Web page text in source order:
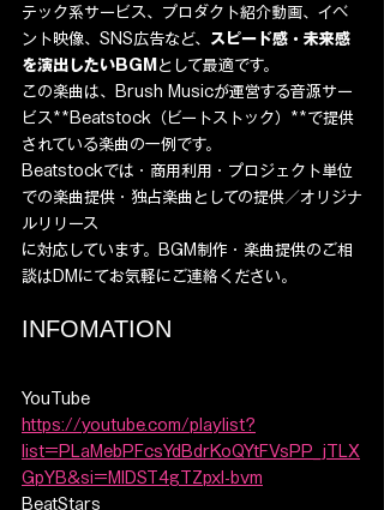
テック系サービス、プロダクト紹介動画、イベ
ント映像、SNS広告など、 スピード感・未来感
を演出したいBGM として最適です。
この楽曲は、Brush Musicが運営する音源サー
ビス**Beatstock（ビートストック）**で提供
されている楽曲の一例です。
Beatstockでは・商用利用・プロジェクト単位
での楽曲提供・独占楽曲としての提供／オリジナ
ルリリース
に対応しています。BGM制作・楽曲提供のご相
談はDMにてお気軽にご連絡ください。
INFOMATION
YouTube
https://youtube.com/playlist?
list=PLaMebPFcsYdBdrKoQYtFVsPP_jTLX
GpYB&si=MlDST4gTZpxl-bvm
BeatStars